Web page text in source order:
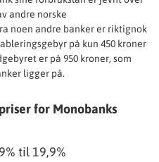
andre norske
noen andre banker er riktignok
på kun 450 kroner
er på 950 kroner, som
ligger på.
for Monobanks
til 19,9%